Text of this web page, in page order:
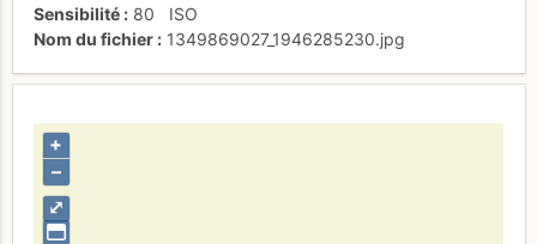
Sensibilité
80
ISO
Nom du fichier
1349869027_1946285230.jpg
⤢
+
–